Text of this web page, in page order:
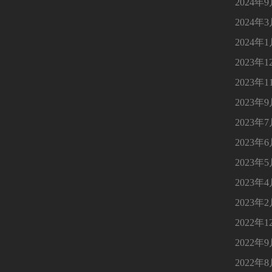
2024年3
2024年1
2023年
2023年
2023年9
2023年7
2023年6
2023年5
2023年4
2023年2
2022年
2022年9
2022年8